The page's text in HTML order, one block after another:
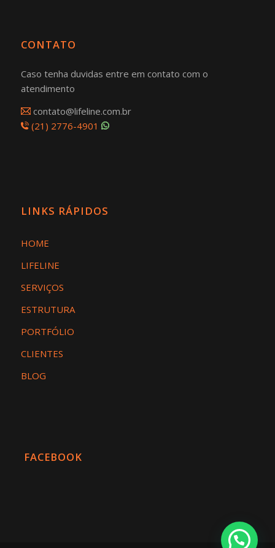
CONTATO
Caso tenha duvidas entre em contato com o
atendimento
contato@lifeline.com.br
(21) 2776-4901
LINKS RÁPIDOS
HOME
LIFELINE
SERVIÇOS
ESTRUTURA
PORTFÓLIO
CLIENTES
BLOG
FACEBOOK